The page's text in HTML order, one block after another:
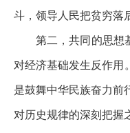
斗，领导人民把贫穷落
第二，共同的思想
对经济基础发生反作用
是鼓舞中华民族奋力前
对历史规律的深刻把握